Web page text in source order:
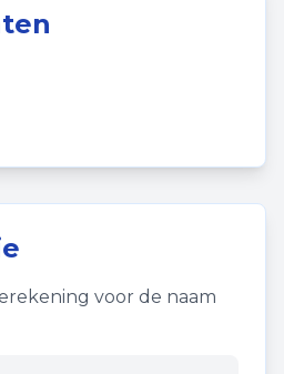
voor de naam